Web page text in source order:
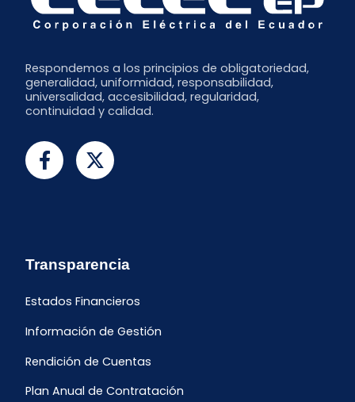
Respondemos a los principios de obligatoriedad,
generalidad, uniformidad, responsabilidad,
universalidad, accesibilidad, regularidad,
continuidad y calidad.
Transparencia
Estados Financieros
Información de Gestión
Rendición de Cuentas
Plan Anual de Contratación